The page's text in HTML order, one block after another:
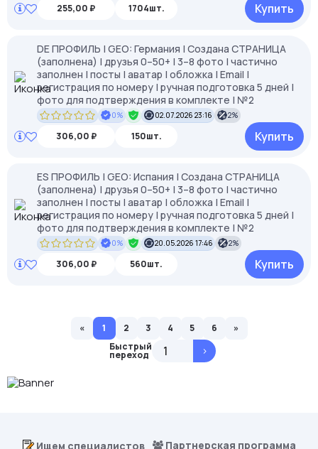
255,00 ₽ 1704шт. Купить
DE ПРОФИЛЬ | GEO: Германия | Создана СТРАНИЦА
(заполнена) | друзья 0–50+ | 3–8 фото | частично
заполнен | посты | аватар | обложка | Email |
регистрация по номеру | ручная подготовка 5 дней |
фото для подтверждения в комплекте | №2
0% 02.07.2026 23:16 2%
306,00 ₽ 150шт. Купить
ES ПРОФИЛЬ | GEO: Испания | Создана СТРАНИЦА
(заполнена) | друзья 0–50+ | 3–8 фото | частично
заполнен | посты | аватар | обложка | Email |
регистрация по номеру | ручная подготовка 5 дней |
фото для подтверждения в комплекте | №2
0% 20.05.2026 17:46 2%
306,00 ₽ 560шт. Купить
« 1 2 3 4 5 6
»
Быстрый
переход >
Ищем специалистов Партнерская программа